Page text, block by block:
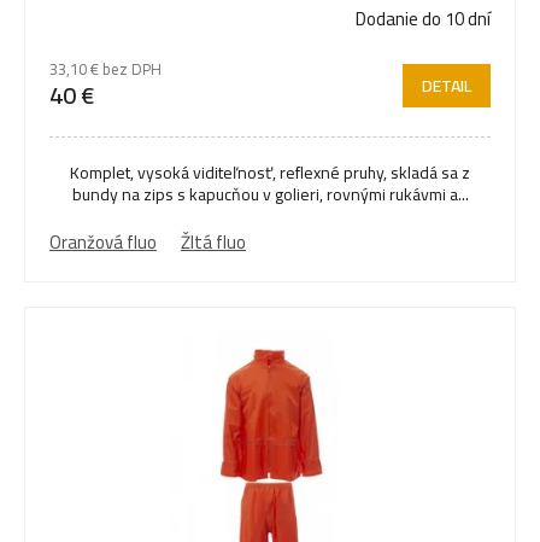
Dodanie do 10 dní
33,10 € bez DPH
40 € DETAIL
Komplet, vysoká viditeľnosť, reflexné pruhy, skladá sa z
bundy na zips s kapucňou v golieri, rovnými rukávmi a...
Oranžová fluo Žltá fluo